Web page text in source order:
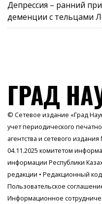
Депрессия – ранний
деменции с тельцами
ГРАД
© Сетевое издание «Град
учет периодического
агентства и сетевого
04.11.2025 комитетом
информации Республики
редакции • Редакционный
Пользовательское
Информационное